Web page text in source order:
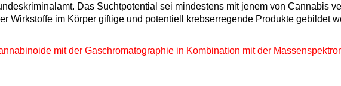
Das Suchtpotential sei mindestens mit jenem von Cannabis
Wirkstoffe im Körper giftige und potentiell krebserregende Produkte gebildet
mit der Gaschromatographie in Kombination mit der